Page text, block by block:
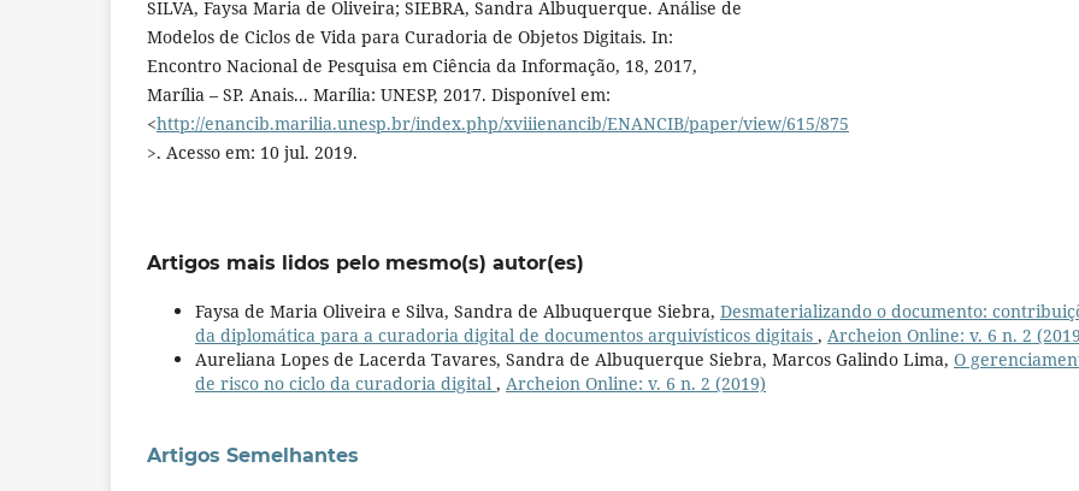
SILVA, Faysa Maria de Oliveira; SIEBRA, Sandra Albuquerque. Análise de
Modelos de Ciclos de Vida para Curadoria de Objetos Digitais. In:
Encontro Nacional de Pesquisa em Ciência da Informação, 18, 2017,
Marília – SP. Anais... Marília: UNESP, 2017. Disponível em:
<http://enancib.marilia.unesp.br/index.php/xviiienancib/ENANCIB/paper/view/615/875
>. Acesso em: 10 jul. 2019.
Artigos mais lidos pelo mesmo(s) autor(es)
Faysa de Maria Oliveira e Silva, Sandra de Albuquerque Siebra, Desmaterializando o documento:
da diplomática para a curadoria digital de documentos arquivísticos digitais , Archeion Online: v. 6 n. 2
Aureliana Lopes de Lacerda Tavares, Sandra de Albuquerque Siebra, Marcos Galindo Lima, O
de risco no ciclo da curadoria digital , Archeion Online: v. 6 n. 2 (2019)
Artigos Semelhantes